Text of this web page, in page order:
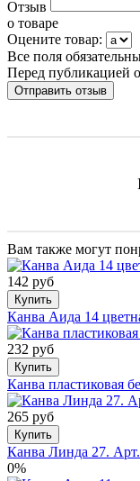
Отзыв
о товаре
Оцените товар:
Все поля
Перед публикацией
Вам также могут
142 руб
Купить
Канва Аида 14
232 руб
Купить
Канва пластиковая
265 руб
Купить
Канва Линда 27.
0%